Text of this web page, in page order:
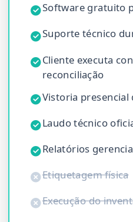
Software gratuito
Suporte técnico
Cliente executa
reconciliação
Vistoria presencial
Laudo técnico
Relatórios
Etiquetagem física
Execução do